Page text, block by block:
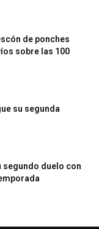
de ponches
sobre las 100
su segunda
segundo duelo con